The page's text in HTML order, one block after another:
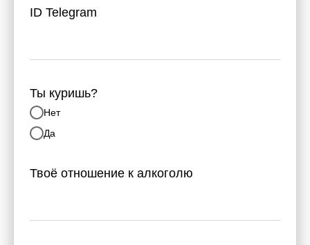
ID Telegram
Ты куришь?
Нет
Да
Твоё отношение к алкоголю